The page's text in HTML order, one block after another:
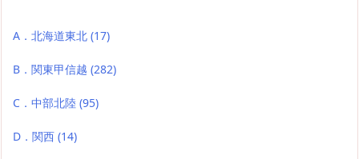
A．北海道東北 (17)
B．関東甲信越 (282)
C．中部北陸 (95)
D．関西 (14)